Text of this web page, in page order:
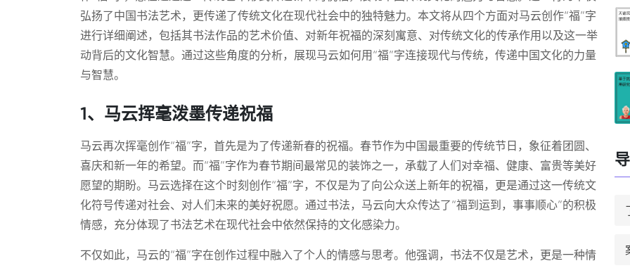
弘扬了中国书法艺术，更传递了传统文化在现代社会中的独特魅力。本文将从四个方面对马云创作“福”字
进行详细阐述，包括其书法作品的艺术价值、对新年祝福的深刻寓意、对传统文化的传承作用以及这一举
动背后的文化智慧。通过这些角度的分析，展现马云如何用“福”字连接现代与传统，传递中国文化的力量
与智慧。
1、马云挥毫泼墨传递祝福
马云再次挥毫创作“福”字，首先是为了传递新春的祝福。春节作为中国最重要的传统节日，象征着团圆、
喜庆和新一年的希望。而“福”字作为春节期间最常见的装饰之一，承载了人们对幸福、健康、富贵等美好
愿望的期盼。马云选择在这个时刻创作“福”字，不仅是为了向公众送上新年的祝福，更是通过这一传统文
化符号传递对社会、对人们未来的美好祝愿。通过书法，马云向大众传达了“福到运到，事事顺心”的积极
情感，充分体现了书法艺术在现代社会中依然保持的文化感染力。
不仅如此，马云的“福”字在创作过程中融入了个人的情感与思考。他强调，书法不仅是艺术，更是一种情